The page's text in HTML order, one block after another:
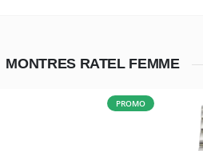
MONTRES RATEL FEMME
PROMO